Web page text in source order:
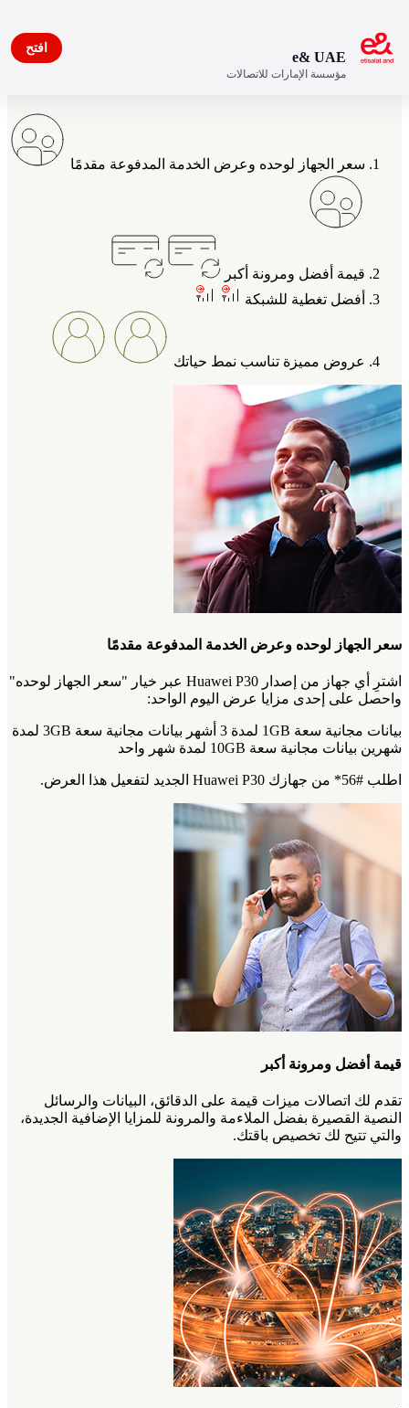
مزايا خاصة بعملاء اتصالات
سعر الجهاز لوحده وعرض الخدمة المدفوعة مقدمًا‎
قيمة أفضل ومرونة أكبر
أفضل تغطية للشبكة
عروض مميزة تناسب نمط حياتك
سعر الجهاز لوحده وعرض الخدمة المدفوعة مقدمًا‎
اشترِ أي جهاز من إصدار Huawei P30 عبر خيار "سعر الجهاز لوحده"
واحصل على إحدى مزايا عرض اليوم الواحد:
بيانات مجانية سعة 1GB لمدة 3 أشهر بيانات مجانية سعة 3GB لمدة
شهرين بيانات مجانية سعة 10GB لمدة شهر واحد
اطلب #56* من جهازك Huawei P30 الجديد لتفعيل هذا العرض.
قيمة أفضل ومرونة أكبر
تقدم لك اتصالات ميزات قيمة على الدقائق، البيانات والرسائل
النصية القصيرة بفضل الملاءمة والمرونة للمزايا الإضافية الجديدة،
والتي تتيح لك تخصيص باقتك.
e& UAE
مؤسسة الإمارات للاتصالات
افتح